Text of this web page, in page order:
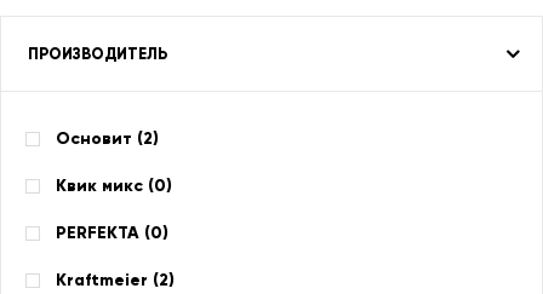
ПРОИЗВОДИТЕЛЬ
Основит (2)
Квик микс (0)
PERFEKTA (0)
Kraftmeier (2)